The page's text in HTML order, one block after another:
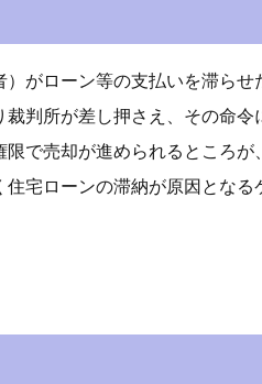
がローン等の支払いを滞ら
判所が差し押さえ、その命
で売却が進められるところが
宅ローンの滞納が原因となる